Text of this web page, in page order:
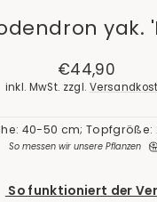
yak.
Normaler
Preis
€44,90
inkl. MwSt. zzgl.
40-50 cm; Topfgröße:
So messen wir unsere Pflanzen
So funktioniert der